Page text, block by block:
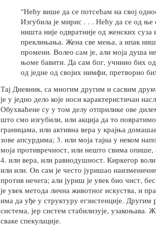
"Нећу више да се потсећам на свој
Изгубила је мирис . . . Нећу да се од ње
ништа није одвратније од женских суза
преклињања. Жена све мења, a ипак
промени. Волео caм је, али моја душа
њоме бавити. Да сам бог, учинио бих
од једне од својих нимфи, претворио
Тај Дневник, са многим другим и сасвим
је у једно дело које носи карактеристичан
Обухваћене су у том делу отприлике ове
што смо изгубили, или акција да то
границама, или активна вера у крајња
зове апсурдима; 3. или моја тајна у неком
моја противречност, или нешто свима опише,
4. или вера, или равнодушност. Киркегор воли
или или. On сам је често јуришао
против нечега; али јуриш је увек био чист,
је увек метода лична животног искуства, и
има да уђе у структуру егзистенције. Другим
система, јер систем стабилизује, узакоњава.
сваке спекулације.